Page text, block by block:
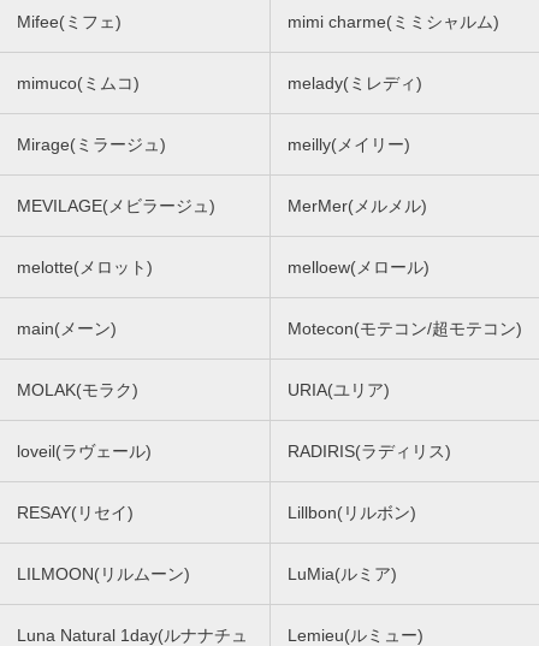
Mifee(ミフェ) mimi charme(ミミシャルム)
mimuco(ミムコ) melady(ミレディ)
Mirage(ミラージュ) meilly(メイリー)
MEVILAGE(メビラージュ) MerMer(メルメル)
melotte(メロット) melloew(メロール)
main(メーン) Motecon(モテコン/超モテコン)
MOLAK(モラク) URIA(ユリア)
loveil(ラヴェール) RADIRIS(ラディリス)
RESAY(リセイ) Lillbon(リルボン)
LILMOON(リルムーン) LuMia(ルミア)
Luna Natural 1day(ルナナチュ
Lemieu(ルミュー)